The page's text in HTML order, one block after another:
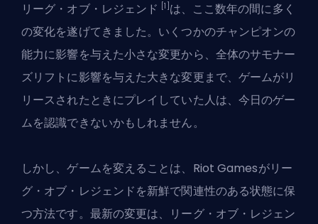
リーグ・オブ・レジェンド [1] は、ここ数年の間に多く
の変化を遂げてきました。いくつかのチャンピオンの
能力に影響を与えた小さな変更から、全体のサモナー
ズリフトに影響を与えた大きな変更まで、ゲームがリ
リースされたときにプレイしていた人は、今日のゲー
ムを認識できないかもしれません。
しかし、ゲームを変えることは、Riot Gamesがリー
グ・オブ・レジェンドを新鮮で関連性のある状態に保
つ方法です。最新の変更は、リーグ・オブ・レジェン